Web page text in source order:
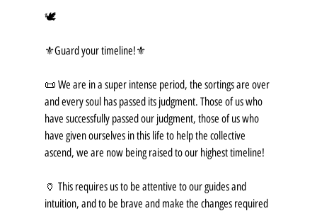
🕊
⚜️Guard your timeline!⚜️
📜 We are in a super intense period, the sortings are over
and every soul has passed its judgment. Those of us who
have successfully passed our judgment, those of us who
have given ourselves in this life to help the collective
ascend, we are now being raised to our highest timeline!
🏺 This requires us to be attentive to our guides and
intuition, and to be brave and make the changes required